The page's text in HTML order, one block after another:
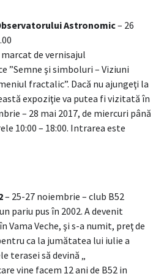
Astronomic– 26
de vernisajul
”Semne şi simboluri – Viziuni
fractalic”. Dacă nu ajungeţi la
expoziţie va putea fi vizitată în
– 28 mai 2017, de miercuri până
10:00 – 18:00. Intrarea este
– 25-27 noiembrie – club B52
pariu pus în 2002. A devenit
Vama Veche, şi s-a numit, preţ de
ca la jumătatea lui iulie a
terasei să devină „
vine facem 12 ani de B52 in